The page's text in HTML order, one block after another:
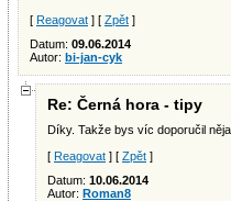
[ Reagovat ] [ Zpět ]
Datum: 09.06.2014
Autor: bi-jan-cyk
Re: Černá hora - tipy
Díky. Takže bys víc doporučil
[ Reagovat ] [ Zpět ]
Datum: 10.06.2014
Autor: Roman8